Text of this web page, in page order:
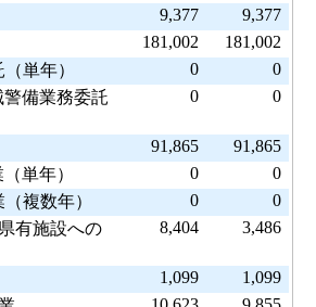
9,377
9,377
181,002
181,002
単年）
0
0
備業務委託
0 0
91,865
91,865
単年）
0
0
複数年）
0
0
有施設への
8,404 3,486
1,099
1,099